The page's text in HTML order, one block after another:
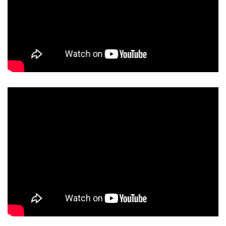
Bề bề trứng tốt cho phụ nữ mang thai
Bề bề trứng làm món gì ngon